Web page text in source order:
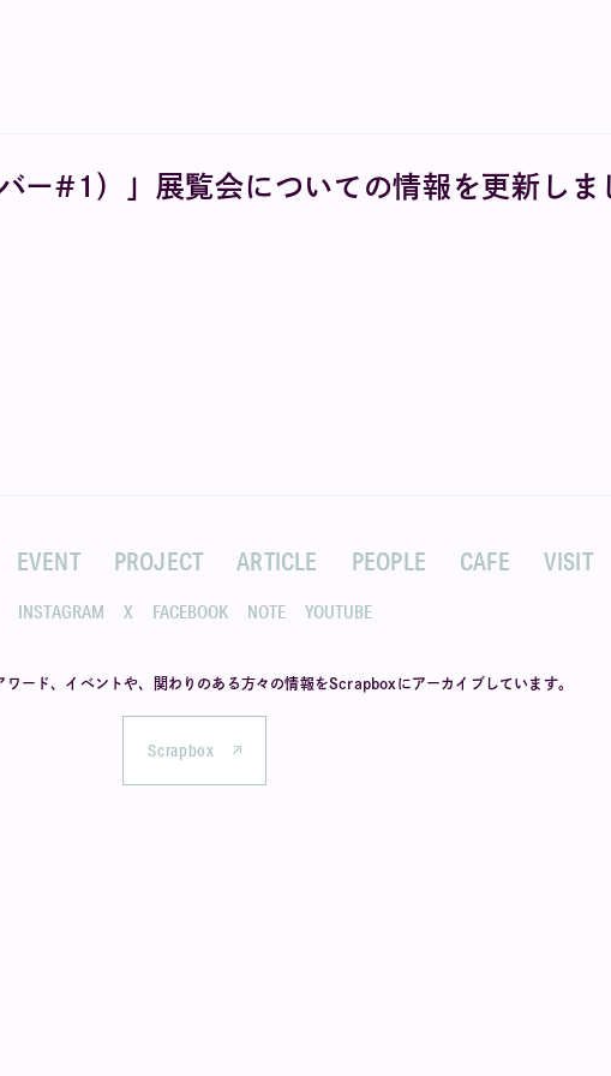
ー#1）」展覧会についての情報を更新しま
EVENT PROJECT ARTICLE PEOPLE CAFE VISIT
INSTAGRAM X FACEBOOK NOTE YOUTUBE
ード、イベントや、 関わりのある方々の情報をScrapboxにアーカイブしています。
Scrapbox